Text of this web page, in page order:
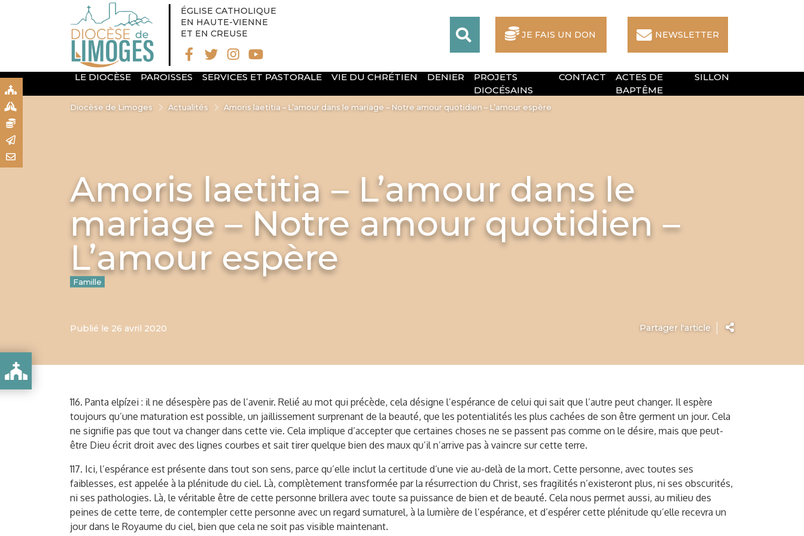
ÉGLISE CATHOLIQUE
EN HAUTE-VIENNE
ET EN CREUSE
JE FAIS UN DON NEWSLETTER
LE DIOCÈSE PAROISSES SERVICES ET PASTORALE VIE DU CHRÉTIEN DENIER
PROJETS
DIOCÉSAINS
CONTACT
ACTES DE
BAPTÊME
SILLON
Diocèse de Limoges Actualités Amoris laetitia – L’amour dans le mariage – Notre amour quotidien – L’amour espère
Amoris laetitia – L’amour dans le
mariage – Notre amour quotidien –
L’amour espère
Famille
Partager l'article
Publié le 26 avril 2020
116. Panta elpízei : il ne désespère pas de l’avenir. Relié au mot qui précède, cela désigne l’espérance de celui qui sait que l’autre peut changer. Il espère
toujours qu’une maturation est possible, un jaillissement surprenant de la beauté, que les potentialités les plus cachées de son être germent un jour. Cela
ne signifie pas que tout va changer dans cette vie. Cela implique d’accepter que certaines choses ne se passent pas comme on le désire, mais que peut-
être Dieu écrit droit avec des lignes courbes et sait tirer quelque bien des maux qu’il n’arrive pas à vaincre sur cette terre.
117. Ici, l’espérance est présente dans tout son sens, parce qu’elle inclut la certitude d’une vie au-delà de la mort. Cette personne, avec toutes ses
faiblesses, est appelée à la plénitude du ciel. Là, complètement transformée par la résurrection du Christ, ses fragilités n’existeront plus, ni ses obscurités,
ni ses pathologies. Là, le véritable être de cette personne brillera avec toute sa puissance de bien et de beauté. Cela nous permet aussi, au milieu des
peines de cette terre, de contempler cette personne avec un regard surnaturel, à la lumière de l’espérance, et d’espérer cette plénitude qu’elle recevra un
jour dans le Royaume du ciel, bien que cela ne soit pas visible maintenant.